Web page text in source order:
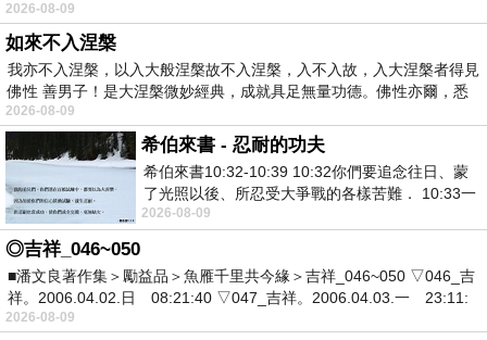
2026-08-09
如來不入涅槃
我亦不入涅槃，以入大般涅槃故不入涅槃，入不入故，入大涅槃者得見
佛性 善男子！是大涅槃微妙經典，成就具足無量功德。佛性亦爾，悉
2026-08-09
希伯來書 - 忍耐的功夫
希伯來書10:32-10:39 10:32你們要追念往日、蒙
了光照以後、所忍受大爭戰的各樣苦難． 10:33一
面被毀謗、遭患難、成了戲景、叫眾人
2026-08-09
◎吉祥_046~050
■潘文良著作集＞勵益品＞魚雁千里共今緣＞吉祥_046~050 ▽046_吉
祥。2006.04.02.日 08:21:40 ▽047_吉祥。2006.04.03.一 23:11:
2026-08-09